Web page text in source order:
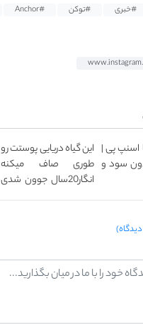
#خبری #توکن #Anchor
اسنپ پی |
سود و
این گیاه دریایی پوستت رو
طوری صاف میکنه
انگار20سال جوون شدی
🔥لینک خرید